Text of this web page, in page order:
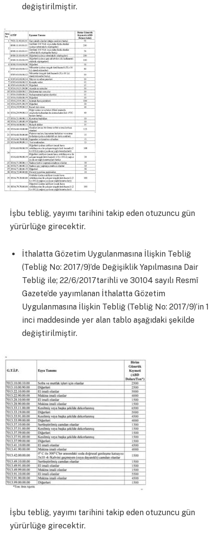
değiştirilmiştir.
İşbu tebliğ, yayımı tarihini takip eden otuzuncu gün
yürürlüğe girecektir.
İthalatta Gözetim Uygulanmasına İlişkin Tebliğ
(Tebliğ No: 2017/9)’de Değişiklik Yapılmasına Dair
Tebliğ ile; 22/6/2017tarihli ve 30104 sayılı Resmî
Gazete’de yayımlanan İthalatta Gözetim
Uygulanmasına İlişkin Tebliğ (Tebliğ No: 2017/9)’in 1
inci maddesinde yer alan tablo aşağıdaki şekilde
değiştirilmiştir.
İşbu tebliğ, yayımı tarihini takip eden otuzuncu gün
yürürlüğe girecektir.